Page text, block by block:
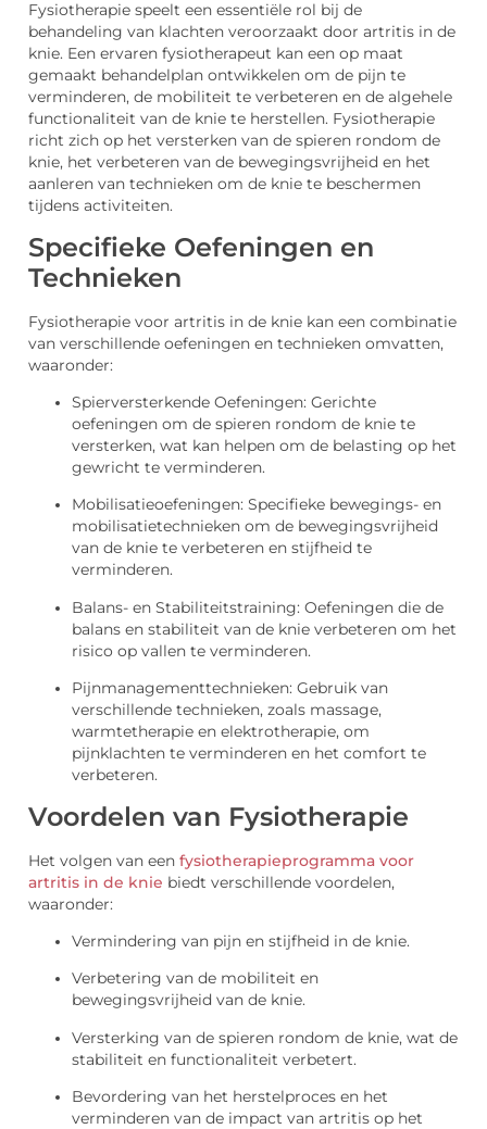
Fysiotherapie speelt een essentiële rol bij de
behandeling van klachten veroorzaakt door artritis in de
knie. Een ervaren fysiotherapeut kan een op maat
gemaakt behandelplan ontwikkelen om de pijn te
verminderen, de mobiliteit te verbeteren en de algehele
functionaliteit van de knie te herstellen. Fysiotherapie
richt zich op het versterken van de spieren rondom de
knie, het verbeteren van de bewegingsvrijheid en het
aanleren van technieken om de knie te beschermen
tijdens activiteiten.
Specifieke Oefeningen en
Technieken
Fysiotherapie voor artritis in de knie kan een combinatie
van verschillende oefeningen en technieken omvatten,
waaronder:
Spierversterkende Oefeningen: Gerichte
oefeningen om de spieren rondom de knie te
versterken, wat kan helpen om de belasting op het
gewricht te verminderen.
Mobilisatieoefeningen: Specifieke bewegings- en
mobilisatietechnieken om de bewegingsvrijheid
van de knie te verbeteren en stijfheid te
verminderen.
Balans- en Stabiliteitstraining: Oefeningen die de
balans en stabiliteit van de knie verbeteren om het
risico op vallen te verminderen.
Pijnmanagementtechnieken: Gebruik van
verschillende technieken, zoals massage,
warmtetherapie en elektrotherapie, om
pijnklachten te verminderen en het comfort te
verbeteren.
Voordelen van Fysiotherapie
Het volgen van een fysiotherapieprogramma voor
artritis in de knie biedt verschillende voordelen,
waaronder:
Vermindering van pijn en stijfheid in de knie.
Verbetering van de mobiliteit en
bewegingsvrijheid van de knie.
Versterking van de spieren rondom de knie, wat de
stabiliteit en functionaliteit verbetert.
Bevordering van het herstelproces en het
verminderen van de impact van artritis op het